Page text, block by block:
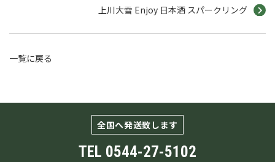
上川大雪 Enjoy 日本酒 スパークリング
一覧に戻る
全国へ発送致します
TEL 0544-27-5102